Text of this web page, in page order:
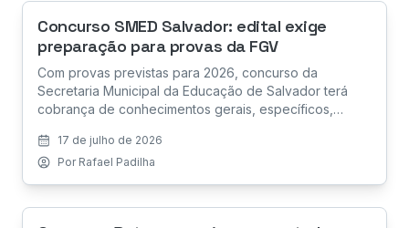
Concurso SMED Salvador: edital exige
preparação para provas da FGV
Com provas previstas para 2026, concurso da
Secretaria Municipal da Educação de Salvador terá
cobrança de conhecimentos gerais, específicos,
discursiva.
17 de julho de 2026
Por Rafael Padilha